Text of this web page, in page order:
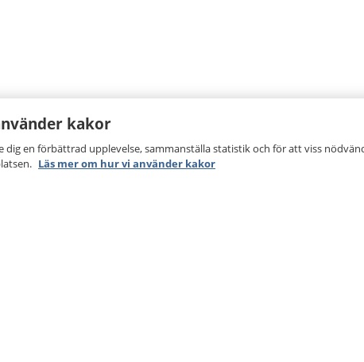
kakor
dig en förbättrad upplevelse, sammanställa statistik och för att viss
Läs mer om hur vi använder kakor